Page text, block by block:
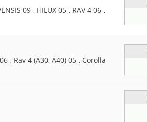
09-, HILUX 05-, RAV 4 06-,
, Rav 4 (A30, A40) 05-, Corolla